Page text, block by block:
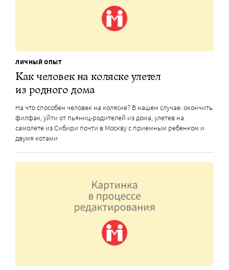
ЛИЧНЫЙ ОПЫТ
Как человек на коляске улетел
из родного дома
На что способен человек на коляске? В нашем случае: окончить
филфак, уйти от пьяниц-родителей из дома, улетев на
самолете из Сибири почти в Москву с приемным ребенком и
двумя котами